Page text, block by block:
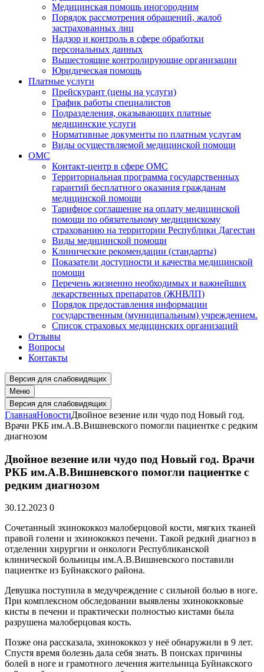
Медицинская помощь иногородним
Порядок рассмотрения обращений, жалоб
застрахованных лиц
Надзор и контроль в сфере обработки
персональных данных
Вышестоящие контролирующие организации
Юридическая помощь
Платные услуги
Прейскурант (цены на услуги)
График работы специалистов
Подразделения, оказывающих платные
медицинские услуги
Нормативные документы по платным услугам
Виды осуществляемой медицинской помощи
ОМС
Контакт-центр в сфере ОМС
Территориальная программа государственных
гарантий бесплатного оказания гражданам
медицинской помощи
Тарифное соглашение на оплату медицинской
помощи по обязательному медицинскому
страхованию на территории Республики Дагестан
Виды медицинской помощи
Клинические рекомендации (стандарты)
Показатели доступности и качества медицинской
помощи
Перечень жизненно необходимых и важнейших
лекарственных препаратов (ЖНВЛП)
Порядок предоставления информации
государственным (муниципальным) учреждением.
Список страховых медицинских организаций
Отзывы
Вопросы
Контакты
Версия для слабовидящих
Меню
Версия для слабовидящих
ГлавнаяНовостиДвойное везение или чудо под Новый год.
Врачи РКБ им.А.В.Вишневского помогли пациентке с редким
диагнозом
Двойное везение или чудо под Новый год. Врачи
РКБ им.А.В.Вишневского помогли пациентке с
редким диагнозом
30.12.2023 0
Сочетанный эхинококкоз малоберцовой кости, мягких тканей
правой голени и эхинококкоз печени. Такой редкий диагноз в
отделении хирургии и онкологи Республиканской
клинической больницы им.А.В.Вишневского поставили
пациентке из Буйнакского района.
Девушка поступила в медучреждение с сильной болью в ноге.
При комплексном обследовании выявлены эхинококковые
кисты в печени и практически полностью кистами была
разрушена малоберцовая кость.
Позже она рассказала, эхинококкоз у неё обнаружили в 9 лет.
Спустя время болезнь дала себя знать. В поисках причины
болей в ноге и грамотного лечения жительница Буйнакского